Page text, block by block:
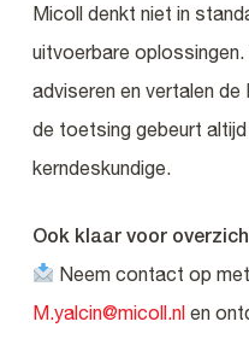
Micoll denkt niet in
uitvoerbare oplossingen.
adviseren en vertalen
de toetsing gebeurt
kerndeskundige.
Ook klaar voor
Neem contact op met
M.yalcin@micoll.nlen